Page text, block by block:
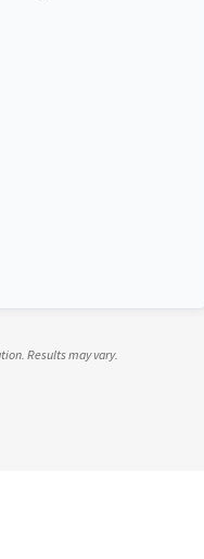
Results may vary.